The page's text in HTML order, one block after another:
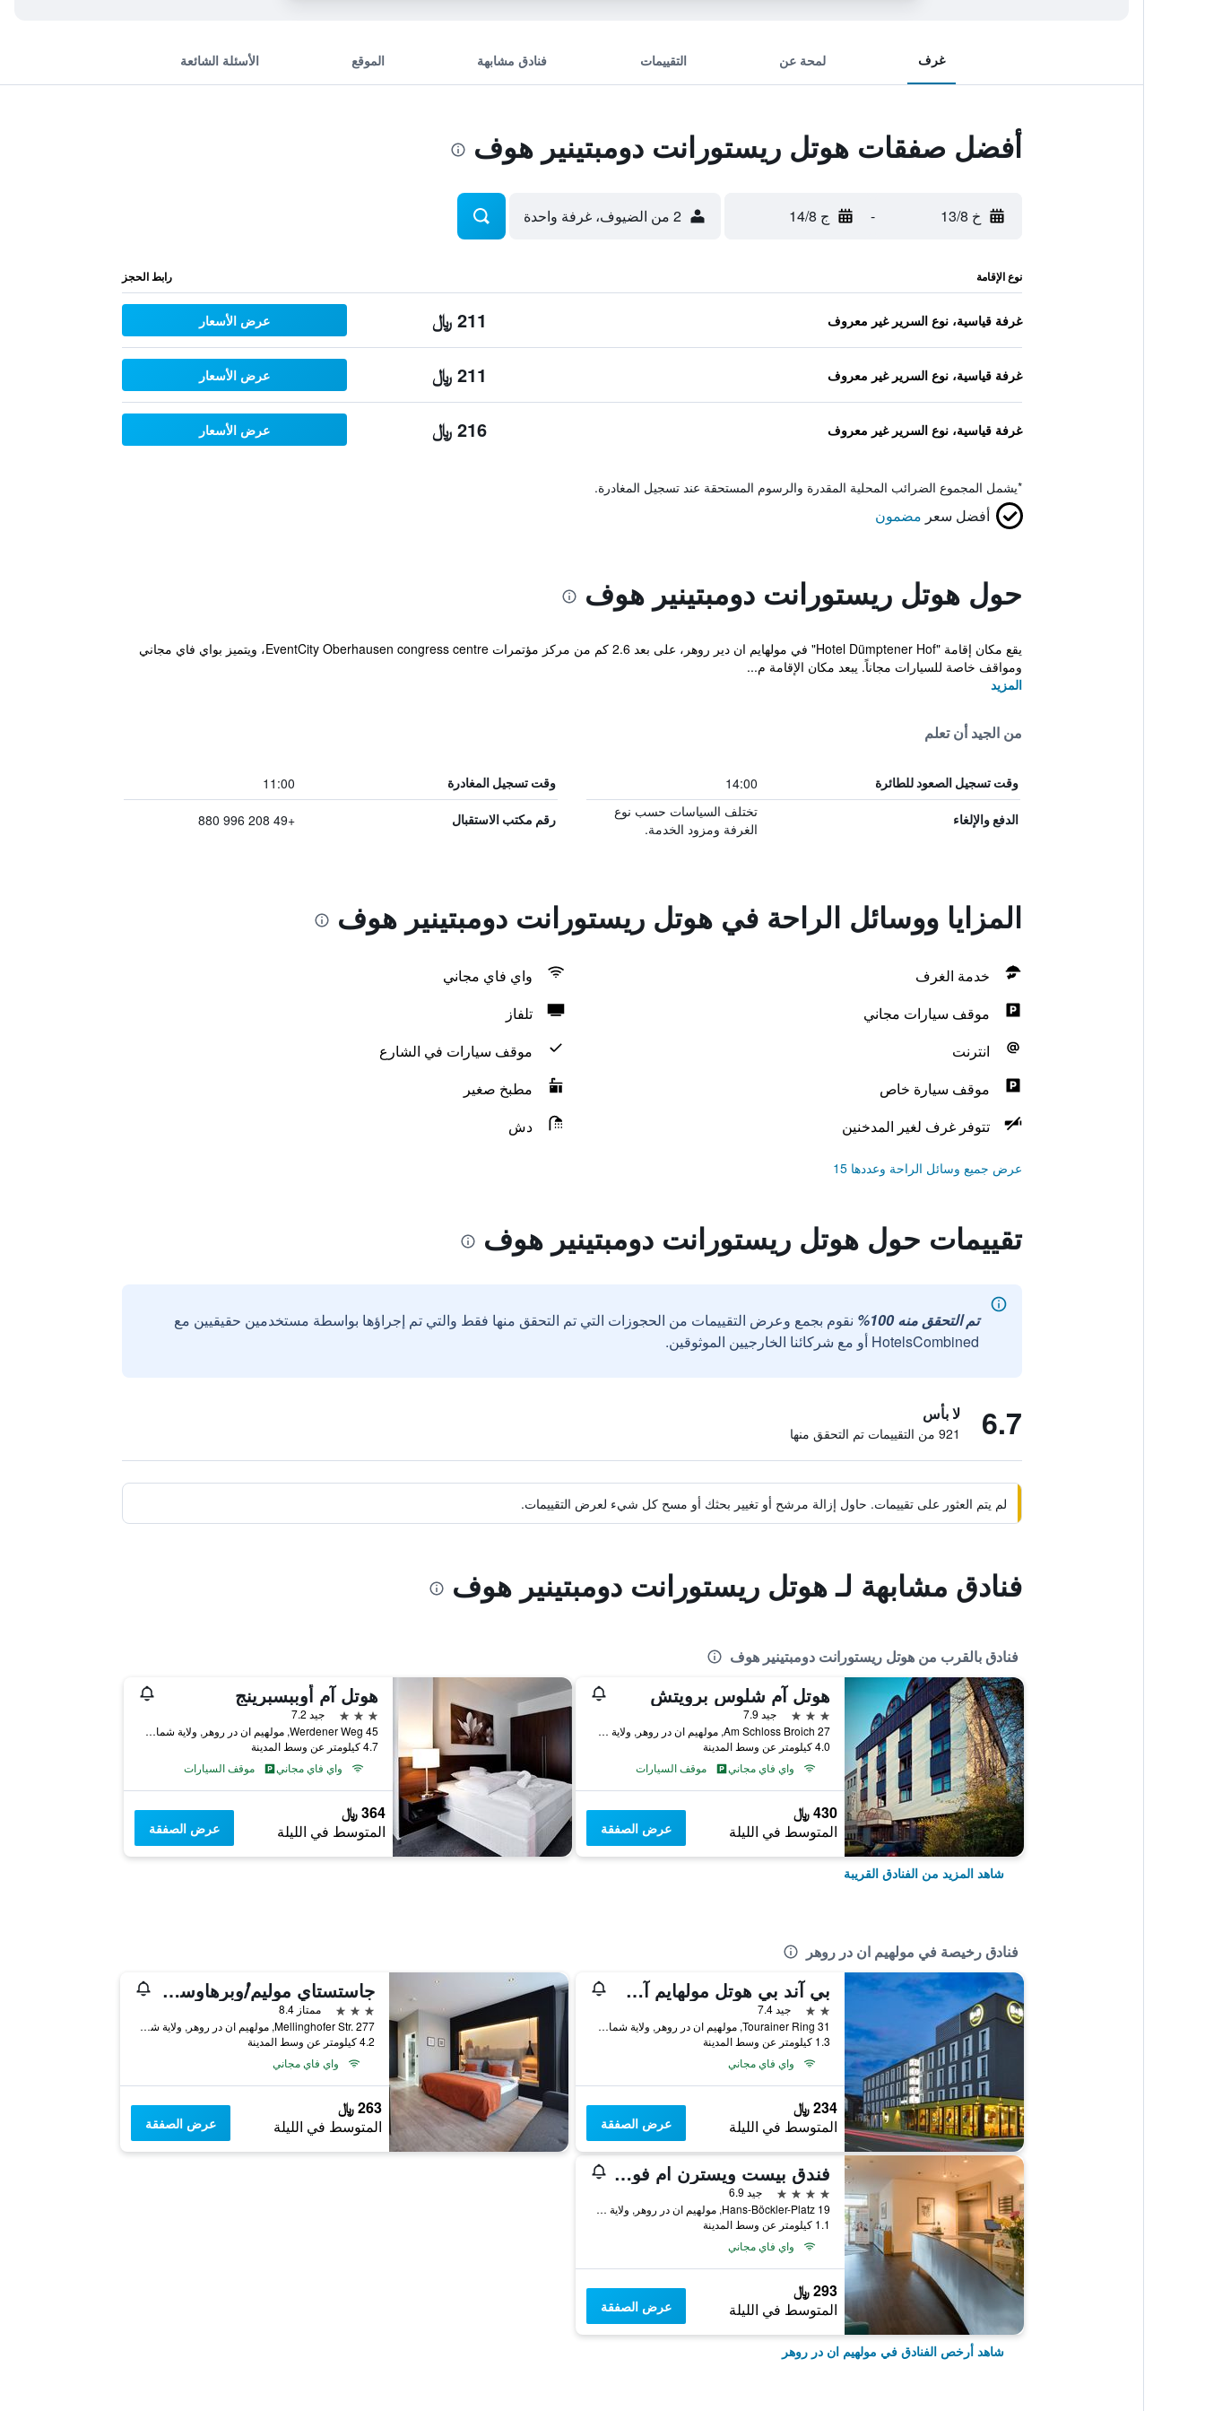
غرف لمحة عن التقييمات فنادق مشابهة الموقع الأسئلة الشائعة
أفضل صفقات هوتل ريستورانت دومبتينير هوف
خ 13/8 - ج 14/8 2 من الضيوف، غرفة واحدة
نوع الإقامة رابط الحجز
غرفة قياسية، نوع السرير غير معروف 211 ﷼ عرض الأسعار
غرفة قياسية، نوع السرير غير معروف 211 ﷼ عرض الأسعار
غرفة قياسية، نوع السرير غير معروف 216 ﷼ عرض الأسعار
*يشمل المجموع الضرائب المحلية المقدرة والرسوم المستحقة عند تسجيل المغادرة.
أفضل سعر مضمون
حول هوتل ريستورانت دومبتينير هوف
يقع مكان إقامة "Hotel Dümptener Hof" في مولهايم ان دير روهر، على بعد 2.6 كم من مركز مؤتمرات EventCity Oberhausen congress centre، ويتميز بواي فاي مجاني
ومواقف خاصة للسيارات مجاناً. يبعد مكان الإقامة م...
المزيد
من الجيد أن تعلم
وقت تسجيل الصعود للطائرة 14:00 وقت تسجيل المغادرة 11:00
الدفع والإلغاء
تختلف السياسات حسب نوع
الغرفة ومزود الخدمة.
رقم مكتب الاستقبال +49 208 996 880
المزايا ووسائل الراحة في هوتل ريستورانت دومبتينير هوف
خدمة الغرف
واي فاي مجاني
موقف سيارات مجاني
تلفاز
انترنت
موقف سيارات في الشارع
موقف سيارة خاص
مطبخ صغير
تتوفر غرف لغير المدخنين
دش
عرض جميع وسائل الراحة وعددها 15
تقييمات حول هوتل ريستورانت دومبتينير هوف
تم التحقق منه 100%
نقوم بجمع وعرض التقييمات من الحجوزات التي تم التحقق منها فقط والتي تم إجراؤها بواسطة مستخدمين حقيقيين مع
HotelsCombined أو مع شركائنا الخارجيين الموثوقين.
6.7 لا بأس
921 من التقييمات تم التحقق منها
لم يتم العثور على تقييمات. حاول إزالة مرشح أو تغيير بحثك أو مسح كل شيء لعرض التقييمات.
فنادق مشابهة لـ هوتل ريستورانت دومبتينير هوف
فنادق بالقرب من هوتل ريستورانت دومبتينير هوف
هوتل آم شلوس برويتش
3 نجوم
جيد 7.9
Am Schloss Broich 27, مولهيم ان در روهر, ولاية شمال الراين وستفاليا, ألمانيا
4.0 كيلومتر عن وسط المدينة
واي فاي مجاني
موقف السيارات
430 ﷼
المتوسط في الليلة عرض الصفقة
هوتل آم أوببسبرينج
3 نجوم
جيد 7.2
Werdener Weg 45, مولهيم ان در روهر, ولاية شمال الراين وستفاليا, ألمانيا
4.7 كيلومتر عن وسط المدينة
واي فاي مجاني
موقف السيارات
364 ﷼
المتوسط في الليلة عرض الصفقة
شاهد المزيد من الفنادق القريبة
فنادق رخيصة في مولهيم ان در روهر
بي آند بي هوتل مولهايم آن دير روهر
2 نجمتين
جيد 7.4
Tourainer Ring 31, مولهيم ان در روهر, ولاية شمال الراين وستفاليا, ألمانيا
1.3 كيلومتر عن وسط المدينة
واي فاي مجاني
234 ﷼
المتوسط في الليلة عرض الصفقة
جاستستاي موليم/ٔوبرهاوسين هوتل آند أبارتمنتس
3 نجوم
ممتاز 8.4
Mellinghofer Str. 277, مولهيم ان در روهر, ولاية شمال الراين وستفاليا, ألمانيا
4.2 كيلومتر عن وسط المدينة
واي فاي مجاني
263 ﷼
المتوسط في الليلة عرض الصفقة
فندق بيست ويسترن ام فوريوم مولهايم
4 نجوم
جيد 6.9
Hans-Böckler-Platz 19, مولهيم ان در روهر, ولاية شمال الراين وستفاليا, ألمانيا
1.1 كيلومتر عن وسط المدينة
واي فاي مجاني
293 ﷼
المتوسط في الليلة عرض الصفقة
شاهد أرخص الفنادق في مولهيم ان در روهر